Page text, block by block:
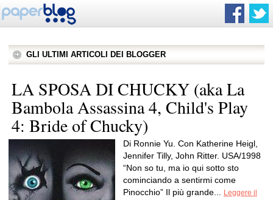
GLI ULTIMI ARTICOLI DEI BLOGGER
LA SPOSA DI CHUCKY (aka La
Bambola Assassina 4, Child's Play
4: Bride of Chucky)
Di Ronnie Yu. Con Katherine Heigl,
Jennifer Tilly, John Ritter. USA/1998
“Non so tu, ma io qui sotto sto
cominciando a sentirmi come
Pinocchio” Il più grande...
Leggere il